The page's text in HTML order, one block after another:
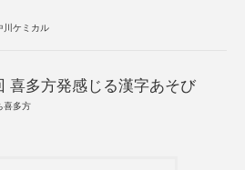
川ケミカル
喜多方発感じる漢字あそび
喜多方